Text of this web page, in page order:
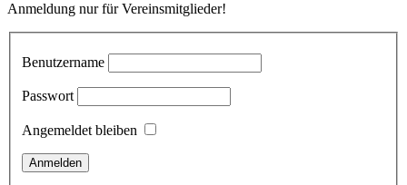
Anmeldung nur für Vereinsmitglieder!
Benutzername
Passwort
Angemeldet bleiben